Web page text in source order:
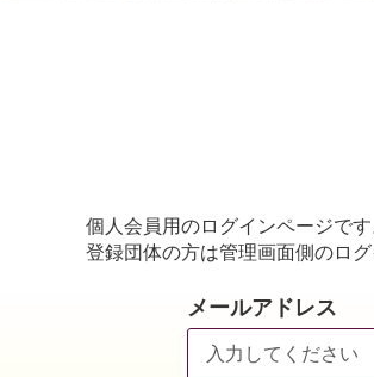
個人会員用のログインページです
登録団体の方は管理画面側のロ
メールアドレス